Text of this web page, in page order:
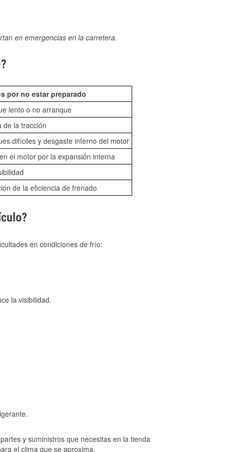
en emergencias en la carretera.
por no estar preparado
lento o no arranque
de la tracción
difíciles y desgaste interno del motor
el motor por la expansión interna
de la eficiencia de frenado
en condiciones de frío:
la visibilidad.
y suministros que necesitas en la tienda
el clima que se aproxima.